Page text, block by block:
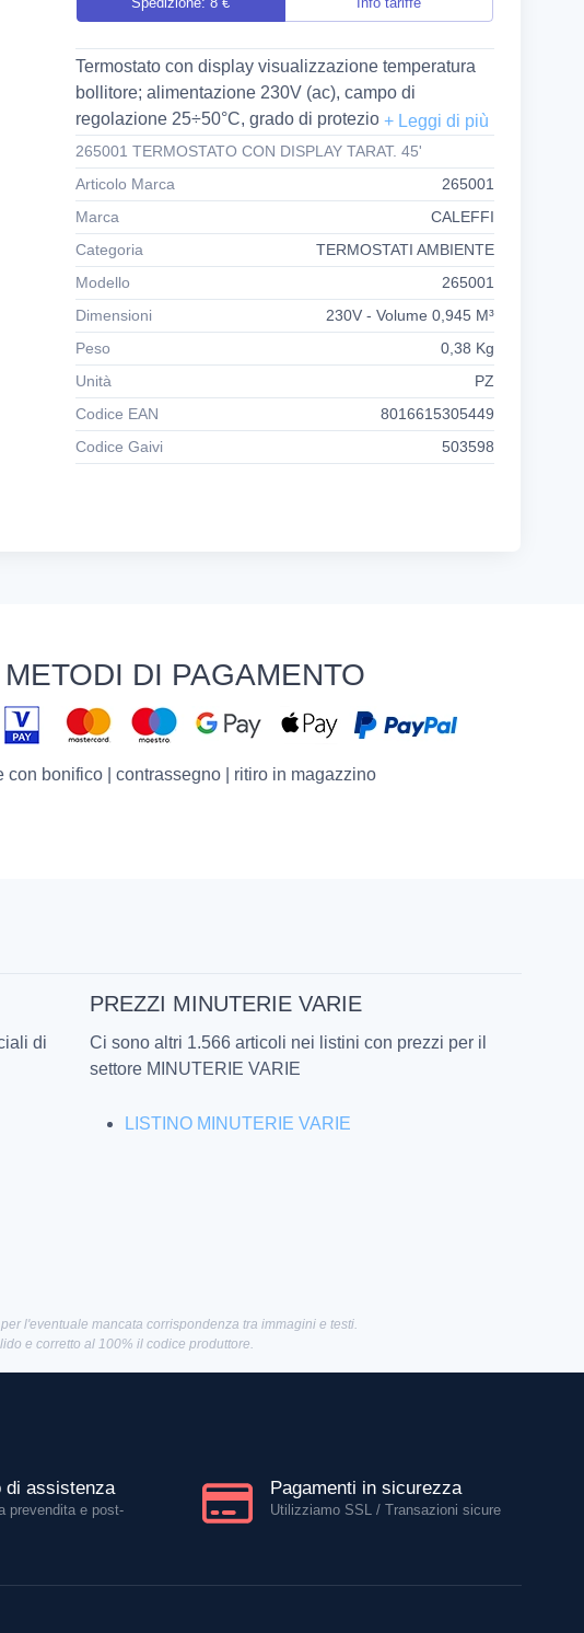
Spedizione: 8 € Info tariffe
Termostato con display visualizzazione temperatura
bollitore; alimentazione 230V (ac), campo di
regolazione 25÷50°C, grado di protezione IP 54.
265001 TERMOSTATO CON DISPLAY TARAT. 45'
Articolo Marca
265001
Marca
CALEFFI
Categoria
TERMOSTATI AMBIENTE
Modello
265001
Dimensioni
230V - Volume 0,945 M³
Peso
0,38 Kg
Unità
PZ
Codice EAN
8016615305449
Codice Gaivi
503598
METODI DI PAGAMENTO
con bonifico | contrassegno | ritiro in magazzino
di
PREZZI MINUTERIE VARIE
Ci sono altri 1.566 articoli nei listini con prezzi per il
settore MINUTERIE VARIE
LISTINO MINUTERIE VARIE
l'eventuale mancata corrispondenza tra immagini e testi.
e corretto al 100% il codice produttore.
di assistenza
prevendita e post-
Pagamenti in sicurezza
Utilizziamo SSL / Transazioni sicure